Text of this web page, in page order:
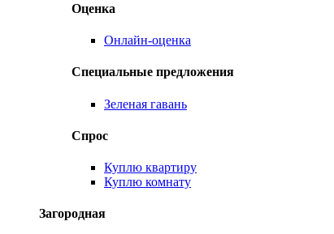
Оценка
Онлайн-оценка
Специальные предложения
Зеленая гавань
Спрос
Куплю квартиру
Куплю комнату
Загородная